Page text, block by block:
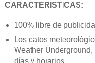
CARACTERISTICAS:
100% libre de
Los datos
Weather
días y horarios